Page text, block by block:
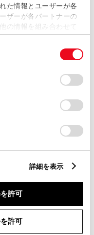
た情報とユーザーが各
ザーが各パートナーの
の情報を組み合わせて
イトの使用を続行する
が保存されることに同
キー)のオプトアウト、
あたっては、当社の
について
」をご覧くだ
詳細を表示
許可
許可
バリアフリー/多目的駐車場
WiFi
自動洗車機